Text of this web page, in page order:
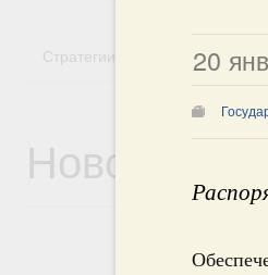
20
Стратегии
Новости